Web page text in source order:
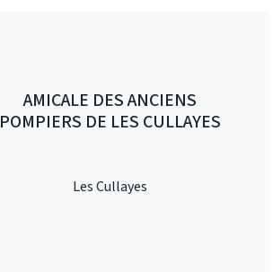
AMICALE DES ANCIENS
POMPIERS DE LES CULLAYES
Les Cullayes